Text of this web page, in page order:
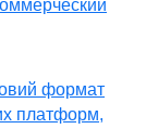
формат
платформ,